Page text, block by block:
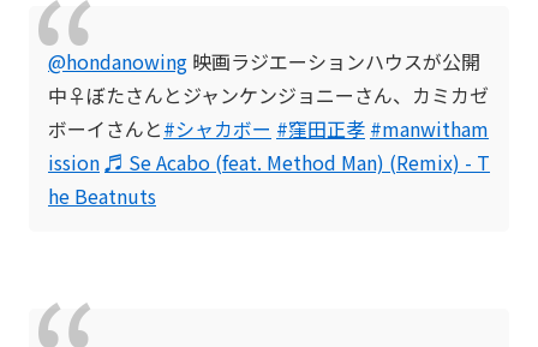
@hondanowing 映画ラジエーションハウスが公開
中‍♀️ぼたさんとジャンケンジョニーさん、カミカゼ
ボーイさんと#シャカボー #窪田正孝 #manwitham
ission♬ Se Acabo (feat. Method Man) (Remix) - T
he Beatnuts